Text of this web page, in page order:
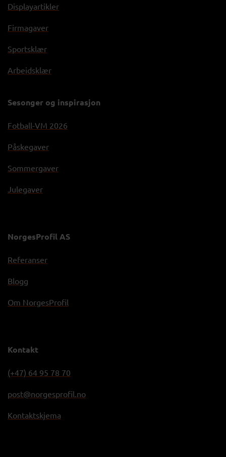
Displayartikler
Firmagaver
Sportsklær
Arbeidsklær
Sesonger og inspirasjon
Fotball-VM 2026
Påskegaver
Sommergaver
Julegaver
NorgesProfil AS
Referanser
Blogg
Om NorgesProfil
Kontakt
(+47) 64 95 78 70
post@norgesprofil.no
Kontaktskjema